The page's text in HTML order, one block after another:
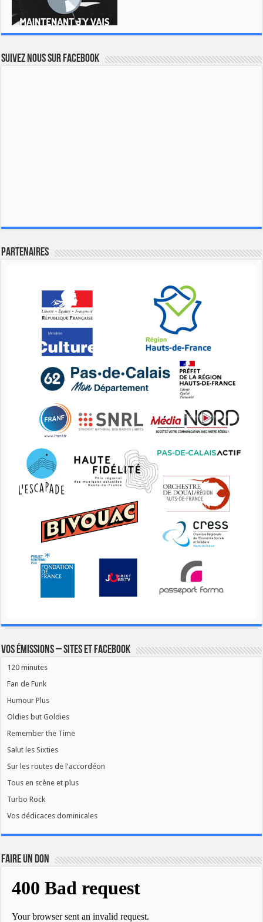
Suivez nous sur Facebook
Partenaires
Vos émissions – Sites et Facebook
120 minutes
Fan de Funk
Humour Plus
Oldies but Goldies
Remember the Time
Salut les Sixties
Sur les routes de l'accordéon
Tous en scène et plus
Turbo Rock
Vos dédicaces dominicales
FAIRE UN DON